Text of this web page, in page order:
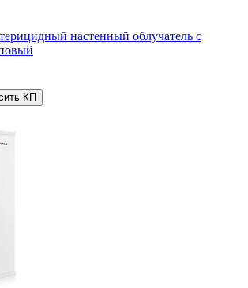
настенный облучатель с
КП